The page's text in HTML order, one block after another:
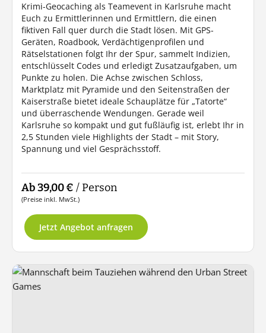
Krimi-Geocaching als Teamevent in Karlsruhe macht
Euch zu Ermittlerinnen und Ermittlern, die einen
fiktiven Fall quer durch die Stadt lösen. Mit GPS-
Geräten, Roadbook, Verdächtigenprofilen und
Rätselstationen folgt Ihr der Spur, sammelt Indizien,
entschlüsselt Codes und erledigt Zusatzaufgaben, um
Punkte zu holen. Die Achse zwischen Schloss,
Marktplatz mit Pyramide und den Seitenstraßen der
Kaiserstraße bietet ideale Schauplätze für „Tatorte“
und überraschende Wendungen. Gerade weil
Karlsruhe so kompakt und gut fußläufig ist, erlebt Ihr in
2,5 Stunden viele Highlights der Stadt – mit Story,
Spannung und viel Gesprächsstoff.
Ab 39,00 € / Person
(Preise inkl. MwSt.)
Jetzt Angebot anfragen